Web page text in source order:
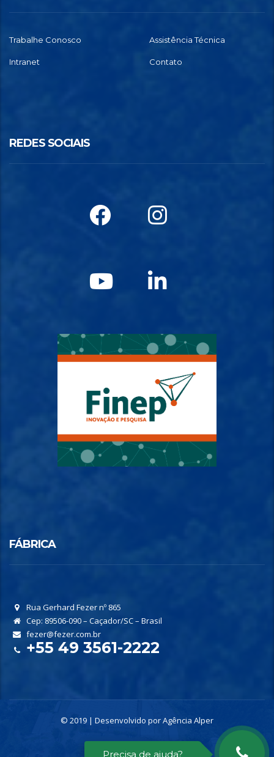
Precisa de ajuda?
Trabalhe Conosco Assistência Técnica
Intranet Contato
REDES SOCIAIS
FÁBRICA
Rua Gerhard Fezer nº 865
Cep: 89506-090 – Caçador/SC – Brasil
fezer@fezer.com.br
+55 49 3561-2222
© 2019 | Desenvolvido porAgência Alper